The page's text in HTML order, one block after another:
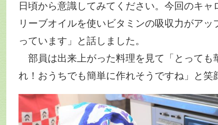
日頃から意識してみてください。今回のキャ
リーブオイルを使いビタミンの吸収力がアッ
っています」と話しました。
部員は出来上がった料理を見て「とっても
れ！おうちでも簡単に作れそうですね」と笑